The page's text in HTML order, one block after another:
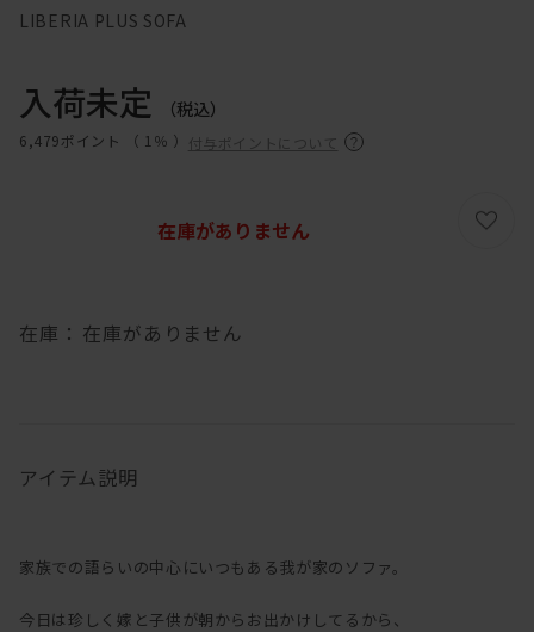
LIBERIA PLUS SOFA
入荷未定 （税込）
6,479ポイント （ 1％ ） 付与ポイントについて
在庫： 在庫がありません
在庫がありません
アイテム説明
家族での語らいの中心にいつもある我が家のソファ。
今日は珍しく嫁と子供が朝からお出かけしてるから、